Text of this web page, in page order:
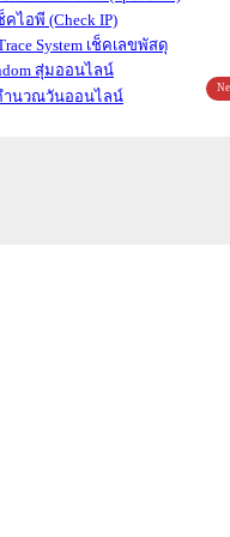
คไอพี (Check IP)
เช็คเลขพัสดุ
สุ่มออนไลน์
ำนวณวันออนไลน์